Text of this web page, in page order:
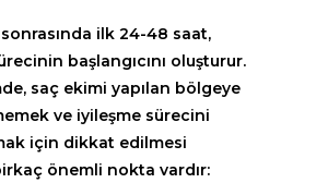
ilk 24-48 saat,
başlangıcını oluşturur.
saç ekimi yapılan bölgeye
ve iyileşme sürecini
için dikkat edilmesi
önemli nokta vardır: